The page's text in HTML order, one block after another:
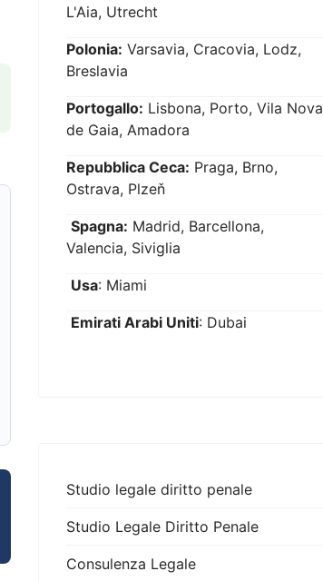
L'Aia, Utrecht
Polonia: Varsavia, Cracovia, Lodz,
Breslavia
Portogallo: Lisbona, Porto, Vila Nova
de Gaia, Amadora
Repubblica Ceca: Praga, Brno,
Ostrava, Plzeň
Spagna: Madrid, Barcellona,
Valencia, Siviglia
Usa: Miami
Emirati Arabi Uniti: Dubai
Studio legale diritto penale
Studio Legale Diritto Penale
Consulenza Legale